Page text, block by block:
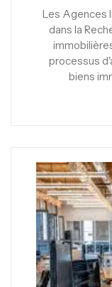
Les Agences
dans la
processus
biens